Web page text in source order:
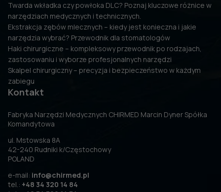
Twarda wkładka czy powłoka DLC? Poznaj kluczowe różnice w
narzędziach medycznych i technicznych.
Ekstrakcja zębów mlecznych – kiedy jest konieczna i jakie
narzędzia wybrać? Przewodnik dla stomatologów
Haki chirurgiczne – kompleksowy przewodnik po rodzajach,
zastosowaniu i wyborze profesjonalnych narzędzi
Skalpel chirurgiczny – precyzja i bezpieczeństwo w każdym
zabiegu
Kontakt
Fabryka Narzędzi Medycznych CHIRMED Marcin Dyner Spółka
Komandytowa
ul. Mstowska 8A
42-240 Rudniki k/Częstochowy
POLAND
e-mail: info@chirmed.pl
tel.: +48 34 320 14 84